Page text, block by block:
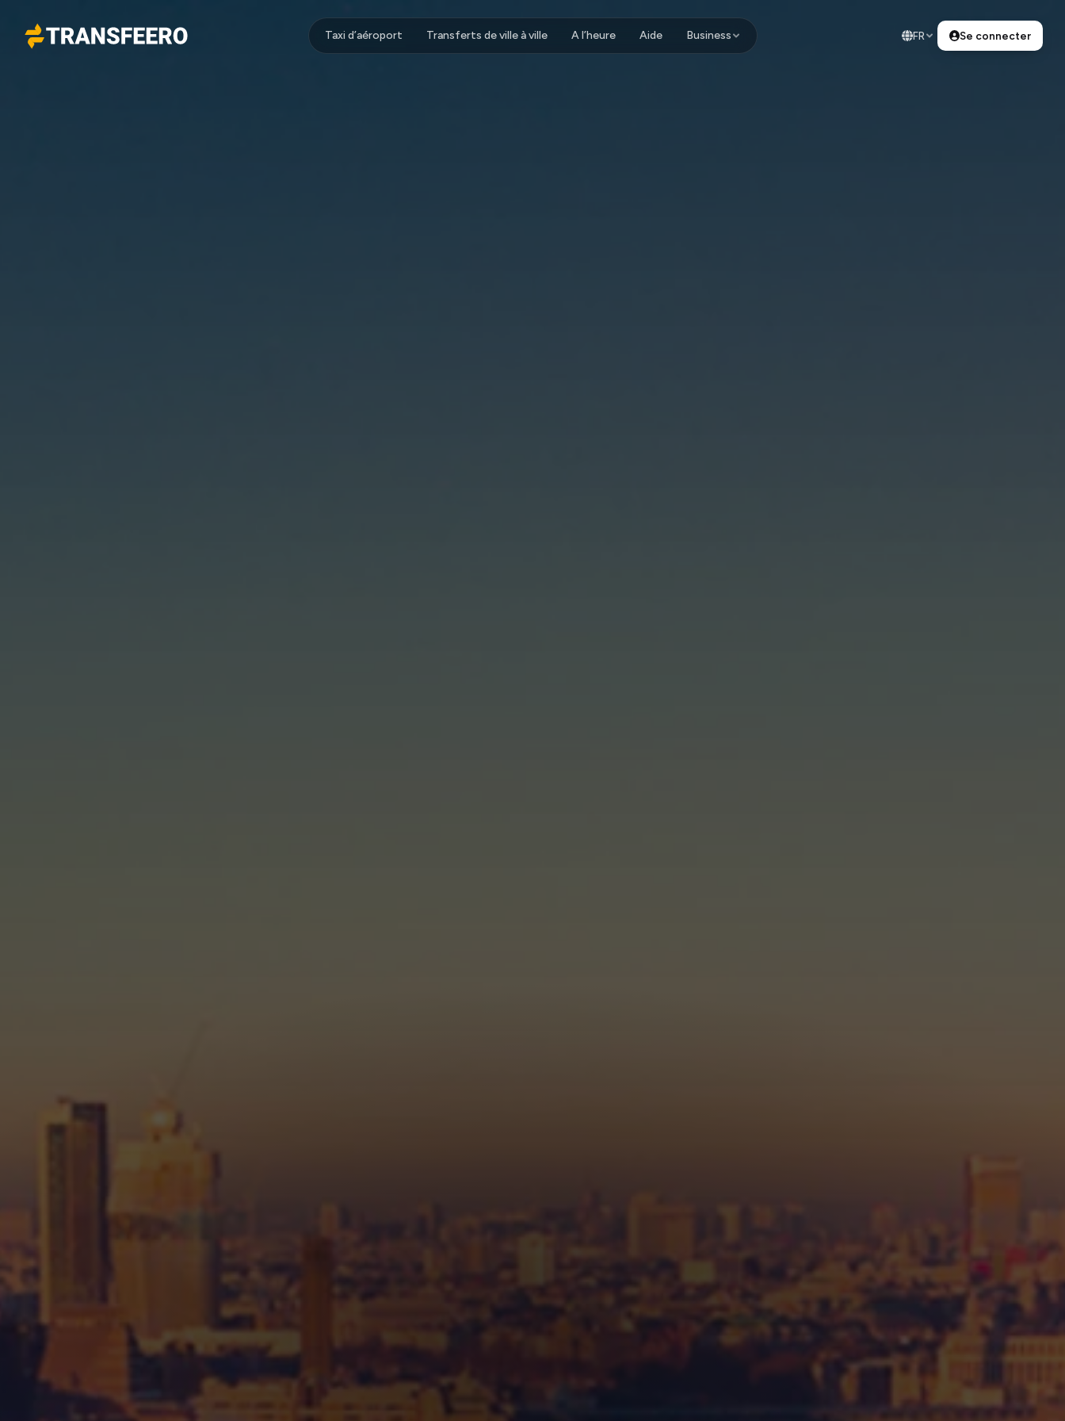
Transfeero
Taxi d’aéroport Transferts de ville à ville A l’heure Aide Business FR Se connecter